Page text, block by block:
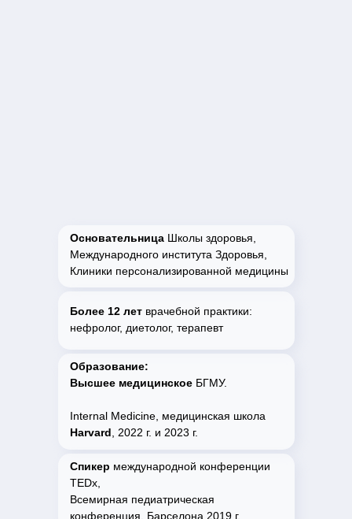
Основательница Школы здоровья,
Международного института Здоровья,
Клиники персонализированной медицины
Более 12 лет врачебной практики:
нефролог, диетолог, терапевт
Образование:
Высшее медицинское БГМУ.
Internal Medicine, медицинская школа
Harvard , 2022 г. и 2023 г.
Спикер международной конференции
TEDx,
Всемирная педиатрическая
конференция, Барселона 2019 г.